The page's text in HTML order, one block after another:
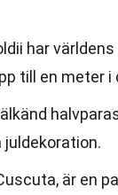
har
till en meter i
juldekoration.
är en